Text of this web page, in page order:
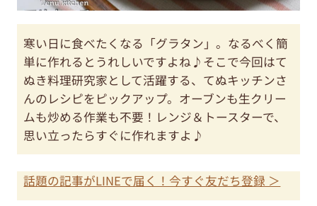
寒い日に食べたくなる「グラタン」。なるべく簡
単に作れるとうれしいですよね♪そこで今回はて
ぬき料理研究家として活躍する、てぬキッチンさ
んのレシピをピックアップ。オーブンも生クリー
ムも炒める作業も不要！レンジ＆トースターで、
思い立ったらすぐに作れますよ♪
話題の記事がLINEで届く！今すぐ友だち登録 ＞